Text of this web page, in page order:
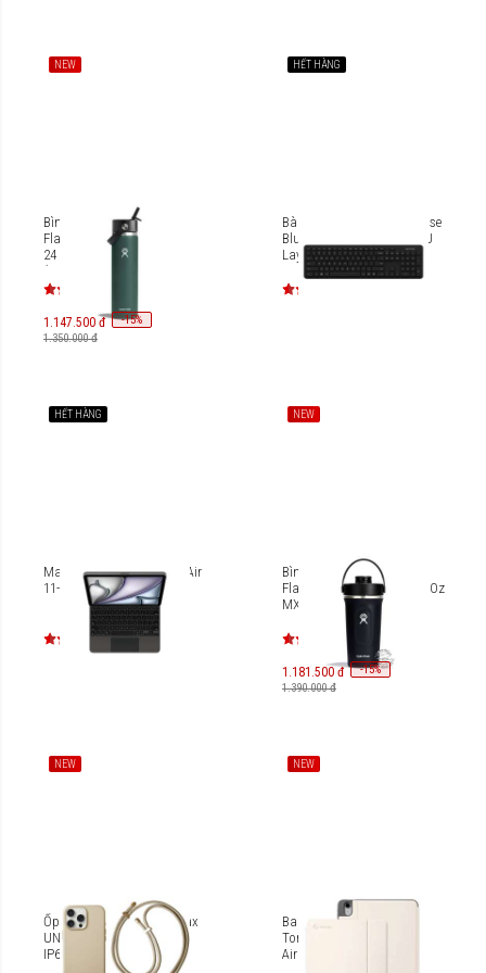
NEW
Bình nước giữ lạnh Hydro
Flask Wide Flex Straw Cap
24 Oz (710ml) W24BFS
(SEASON 2024)
1.147.500 đ -15%
1.350.000 đ
HẾT HÀNG
Bàn phím không dây Incase
Bluetooth Keyboard EN-EU
Layout QSZ-00017
HẾT HÀNG
Magic Keyboard for iPad Air
11-inch (M3) - US English
NEW
Bình nước giữ nhiệt Hydro
Flask Insulated Shaker 24 Oz
MXB24001 (SEASON 2024)
1.181.500 đ -15%
1.390.000 đ
NEW
Ốp lưng iPhone 16 Pro Max
UNIQ Coehl Muse UNIQ-
IP6.9P(2024)-MUSMCREM
NEW
Bao da từ dính đa góc
Tomtoc Smar-Tri For iPad
Air 11-inch 2024/iPad Air